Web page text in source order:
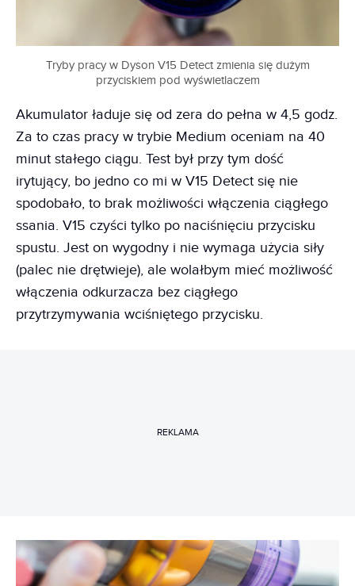
Tryby pracy w Dyson V15 Detect zmienia się dużym
przyciskiem pod wyświetlaczem
Akumulator ładuje się od zera do pełna w 4,5 godz.
Za to czas pracy w trybie Medium oceniam na 40
minut stałego ciągu. Test był przy tym dość
irytujący, bo jedno co mi w V15 Detect się nie
spodobało, to brak możliwości włączenia ciągłego
ssania. V15 czyści tylko po naciśnięciu przycisku
spustu. Jest on wygodny i nie wymaga użycia siły
(palec nie drętwieje), ale wolałbym mieć możliwość
włączenia odkurzacza bez ciągłego
przytrzymywania wciśniętego przycisku.
REKLAMA